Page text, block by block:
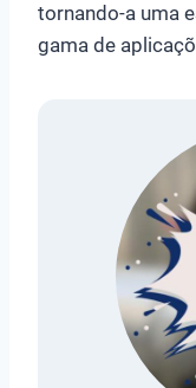
tornando-a uma
gama de